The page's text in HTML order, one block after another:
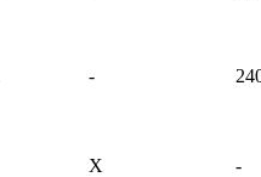
-
X -